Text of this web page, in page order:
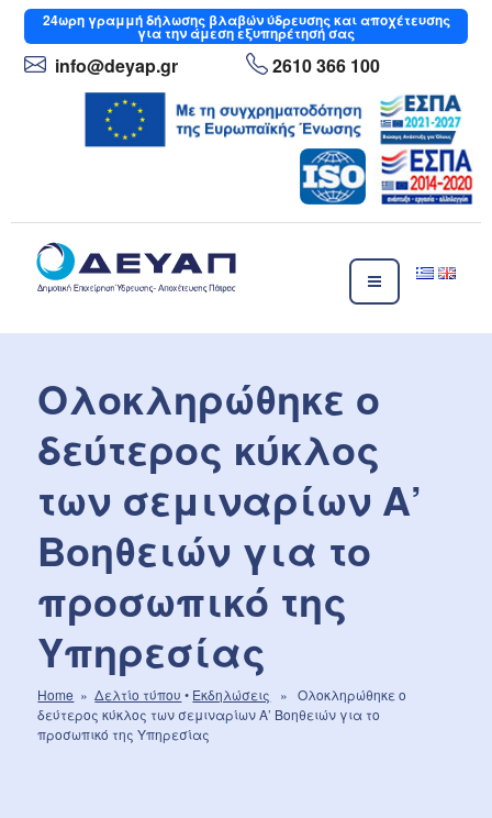
Μετάβαση
στο
περιεχόμενο
24ωρηγραμμή δήλωσης βλαβών ύδρευσης και αποχέτευσης
για την άμεση εξυπηρέτησή σας
info@deyap.gr 2610 366 100
Δημοτική Επιχείρηση Ύδρευσης- Αποχέτευσης Πάτρας
Ολοκληρώθηκε ο
δεύτερος κύκλος
των σεμιναρίων Α’
Βοηθειών για το
προσωπικό της
Υπηρεσίας
Home »Δελτίο τύπου • Εκδηλώσεις » Ολοκληρώθηκε ο
δεύτερος κύκλος των σεμιναρίων Α’ Βοηθειών για το
προσωπικό της Υπηρεσίας